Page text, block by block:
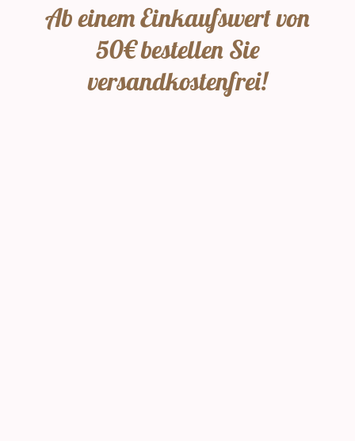
Ab einem Einkaufswert von
50€ bestellen Sie
versandkostenfrei!